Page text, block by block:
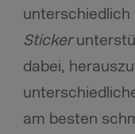
unterschiedlich
Sticker
dabei,
am besten